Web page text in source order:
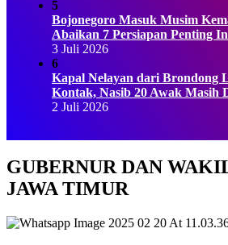
5
Bojonegoro Masuk Musim
Abaikan 7 Persiapan Penting
3 Juli 2026
6
Kapal Nelayan dari Brondong
Kontak, Nasib 20 Awak Masih
2 Juli 2026
GUBERNUR DAN
JAWA TIMUR